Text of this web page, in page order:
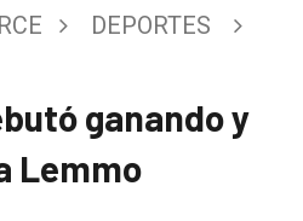
DEPORTES
ganando y
Lemmo